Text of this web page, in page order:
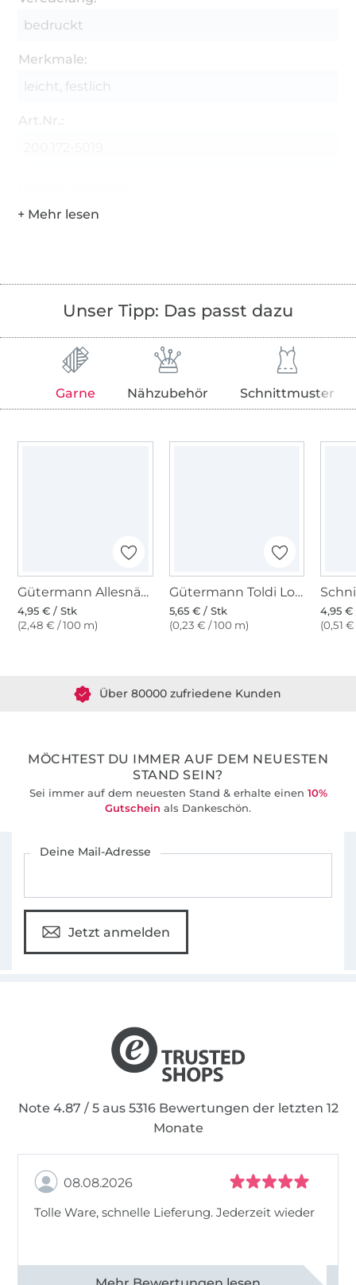
bedruckt
Merkmale:
leicht, festlich
Art.Nr.:
Unser Tipp: Das passt dazu
Garne Nähzubehör Schnittmuster
Gütermann Allesnäher (226) weinrot
4,95 € / Stk
(2,48 € / 100 m)
Gütermann Toldi Lock bordeaux
5,65 € / Stk
(0,23 € / 100 m)
4,95 €
(0,51 €
MÖCHTEST DU IMMER AUF DEM NEUESTEN
STAND SEIN?
Sei immer auf dem neuesten Stand & erhalte einen 10%
Gutschein als Dankeschön.
Deine Mail-Adresse
Jetzt anmelden
Note 4.87 / 5 aus 5316 Bewertungen der letzten 12
Monate
08.08.2026
Tolle Ware, schnelle Lieferung. Jederzeit wieder